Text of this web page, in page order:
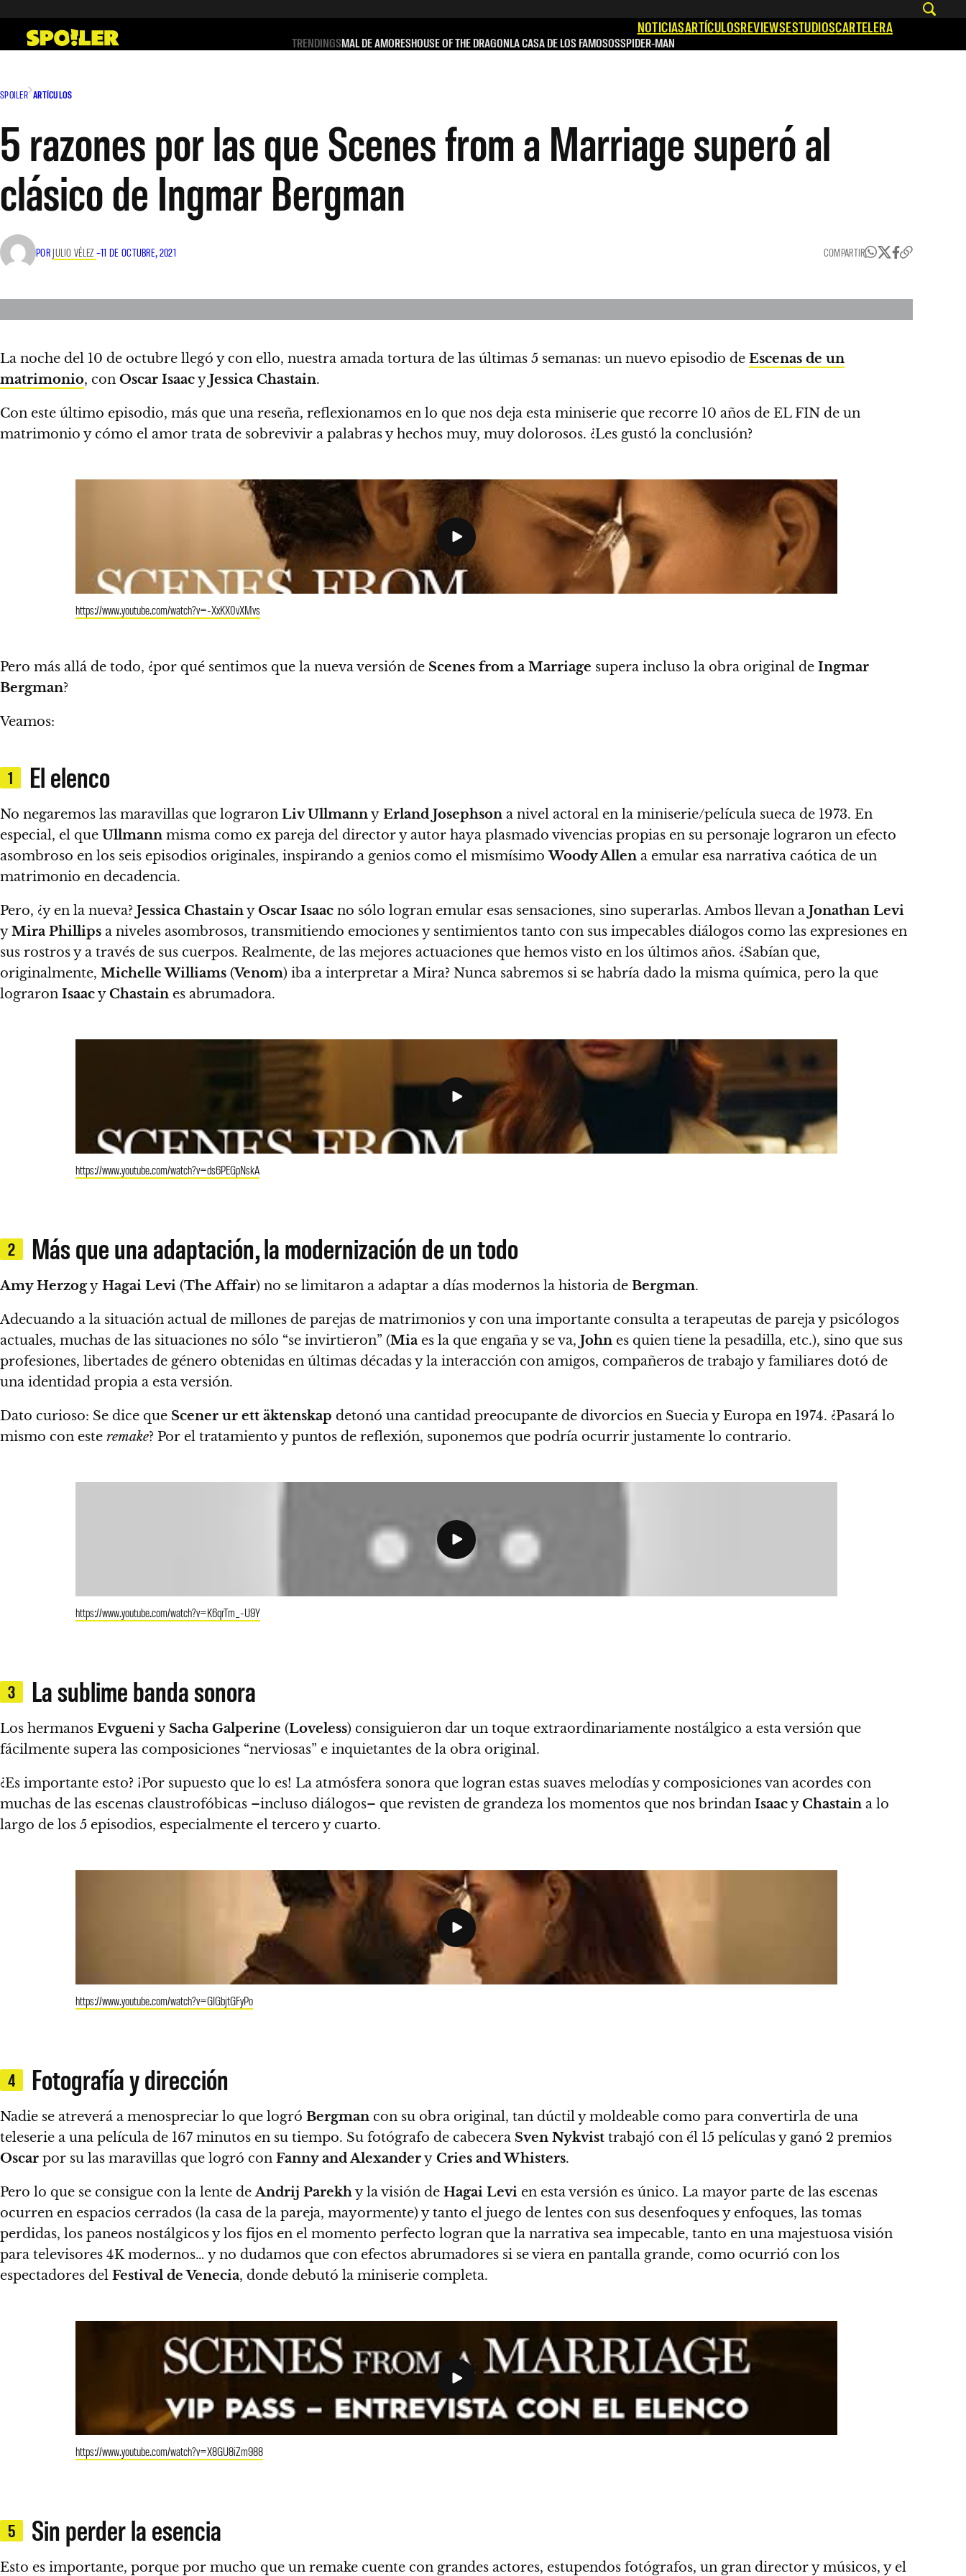
contenido
NOTICIASARTÍCULOSREVIEWSESTUDIOSCARTELERA
TRENDINGSMAL DE AMORESHOUSE OF THE DRAGONLA CASA DE LOS FAMOSOSSPIDER-MAN
SPOILER ARTÍCULOS
5 razones por las que Scenes from a Marriage superó al
clásico de Ingmar Bergman
POR JULIO VÉLEZ –11 DE OCTUBRE, 2021 COMPARTIR
La noche del 10 de octubre llegó y con ello, nuestra amada tortura de las últimas 5 semanas: un nuevo episodio de Escenas de un
matrimonio, con Oscar IsaacyJessica Chastain.
Con este último episodio, más que una reseña, reflexionamos en lo que nos deja esta miniserie que recorre 10 años de EL FIN de un
matrimonio y cómo el amor trata de sobrevivir a palabras y hechos muy, muy dolorosos. ¿Les gustó la conclusión?
https://www.youtube.com/watch?v=-XxKX0vXMvs
Pero más allá de todo, ¿por qué sentimos que la nueva versión de Scenes from a Marriage supera incluso la obra original de Ingmar
Bergman?
Veamos:
1 El elenco
No negaremos las maravillas que lograron Liv Ullmanny Erland Josephson a nivel actoral en la miniserie/película sueca de 1973. En
especial, el que Ullmann misma como ex pareja del director y autor haya plasmado vivencias propias en su personaje lograron un efecto
asombroso en los seis episodios originales, inspirando a genios como el mismísimoWoody Allen a emular esa narrativa caótica de un
matrimonio en decadencia.
Pero, ¿y en la nueva? Jessica ChastainyOscar Isaac no sólo logran emular esas sensaciones, sino superarlas. Ambos llevan a Jonathan Levi
yMira Phillips a niveles asombrosos, transmitiendo emociones y sentimientos tanto con sus impecables diálogos como las expresiones en
sus rostros y a través de sus cuerpos. Realmente, de las mejores actuaciones que hemos visto en los últimos años. ¿Sabían que,
originalmente, Michelle Williams (Venom) iba a interpretar a Mira? Nunca sabremos si se habría dado la misma química, pero la que
lograron IsaacyChastain es abrumadora.
https://www.youtube.com/watch?v=ds6PEGpNskA
2 Más que una adaptación, la modernización de un todo
Amy Herzogy Hagai Levi (The Affair) no se limitaron a adaptar a días modernos la historia de Bergman.
Adecuando a la situación actual de millones de parejas de matrimonios y con una importante consulta a terapeutas de pareja y psicólogos
actuales, muchas de las situaciones no sólo “se invirtieron” (Mia es la que engaña y se va, John es quien tiene la pesadilla, etc.), sino que sus
profesiones, libertades de género obtenidas en últimas décadas y la interacción con amigos, compañeros de trabajo y familiares dotó de
una identidad propia a esta versión.
Dato curioso: Se dice que Scener ur ett äktenskap detonó una cantidad preocupante de divorcios en Suecia y Europa en 1974. ¿Pasará lo
mismo con este remake? Por el tratamiento y puntos de reflexión, suponemos que podría ocurrir justamente lo contrario.
https://www.youtube.com/watch?v=K6qrTm_-U9Y
3 La sublime banda sonora
Los hermanos Evgueniy Sacha Galperine (Loveless) consiguieron dar un toque extraordinariamente nostálgico a esta versión que
fácilmente supera las composiciones “nerviosas” e inquietantes de la obra original.
¿Es importante esto? ¡Por supuesto que lo es! La atmósfera sonora que logran estas suaves melodías y composiciones van acordes con
muchas de las escenas claustrofóbicas –incluso diálogos– que revisten de grandeza los momentos que nos brindan IsaacyChastain a lo
largo de los 5 episodios, especialmente el tercero y cuarto.
https://www.youtube.com/watch?v=GIGbjtGFyPo
4 Fotografía y dirección
Nadie se atreverá a menospreciar lo que logró Bergman con su obra original, tan dúctil y moldeable como para convertirla de una
teleserie a una película de 167 minutos en su tiempo. Su fotógrafo de cabecera Sven Nykvist trabajó con él 15 películas y ganó 2 premios
Oscar por su las maravillas que logró con Fanny and Alexandery Cries and Whisters.
Pero lo que se consigue con la lente deAndrij Parekhy la visión de Hagai Levi en esta versión es único. La mayor parte de las escenas
ocurren en espacios cerrados (la casa de la pareja, mayormente) y tanto el juego de lentes con sus desenfoques y enfoques, las tomas
perdidas, los paneos nostálgicos y los fijos en el momento perfecto logran que la narrativa sea impecable, tanto en una majestuosa visión
para televisores 4K modernos… y no dudamos que con efectos abrumadores si se viera en pantalla grande, como ocurrió con los
espectadores del Festival de Venecia, donde debutó la miniserie completa.
https://www.youtube.com/watch?v=X8GU8iZm988
5 Sin perder la esencia
Esto es importante, porque por mucho que un remake cuente con grandes actores, estupendos fotógrafos, un gran director y músicos, y el